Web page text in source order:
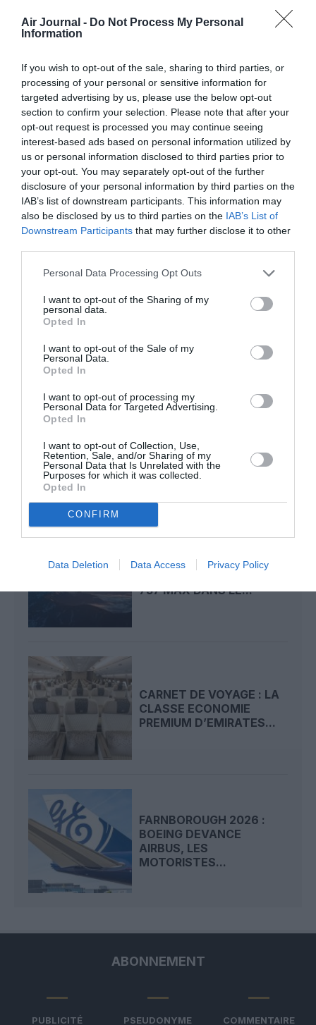
Air Journal - Do Not Process My Personal
Information
If you wish to opt-out of the sale, sharing to third parties, or
processing of your personal or sensitive information for
targeted advertising by us, please use the below opt-out
section to confirm your selection. Please note that after your
opt-out request is processed you may continue seeing
interest-based ads based on personal information utilized by
us or personal information disclosed to third parties prior to
your opt-out. You may separately opt-out of the further
disclosure of your personal information by third parties on the
IAB’s list of downstream participants. This information may
also be disclosed by us to third parties on the IAB’s List of
Downstream Participants that may further disclose it to other
Personal Data Processing Opt Outs
I want to opt-out of the Sharing of my
personal data.
Opted In
I want to opt-out of the Sale of my
Personal Data.
Opted In
I want to opt-out of processing my
Personal Data for Targeted Advertising.
Opted In
I want to opt-out of Collection, Use,
Retention, Sale, and/or Sharing of my
Personal Data that Is Unrelated with the
Purposes for which it was collected.
Opted In
CONFIRM
Data Deletion Data Access Privacy Policy
développement !
NOUS SOUTENIR
Biznessa commenté l'article :
Pointe‑à‑Pitre – Panama City : Air France ouvre un pont
Airbus doit accélérer avec 90 avions par mois
nécessaires pour atteindre son objectif
RISQUE DE FISSURES :
737 MAX DANS LE...
CARNET DE VOYAGE : LA
CLASSE ECONOMIE
PREMIUM D’EMIRATES...
FARNBOROUGH 2026 :
BOEING DEVANCE
AIRBUS, LES
MOTORISTES...
ABONNEMENT
PUBLICITÉ
PSEUDONYME
COMMENTAIRE